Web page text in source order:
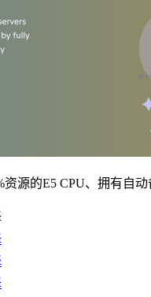
资源的E5 CPU、拥有